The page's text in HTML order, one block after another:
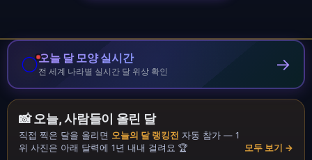
🌕오늘 달 모양 실시간
전 세계 나라별 실시간 달 위상 확인 →
📸 오늘, 사람들이 올린 달
직접 찍은 달을 올리면 오늘의 달 랭킹전 자동 참가 — 1
위 사진은 아래 달력에 1년 내내 걸려요 🏆
모두 보기 →